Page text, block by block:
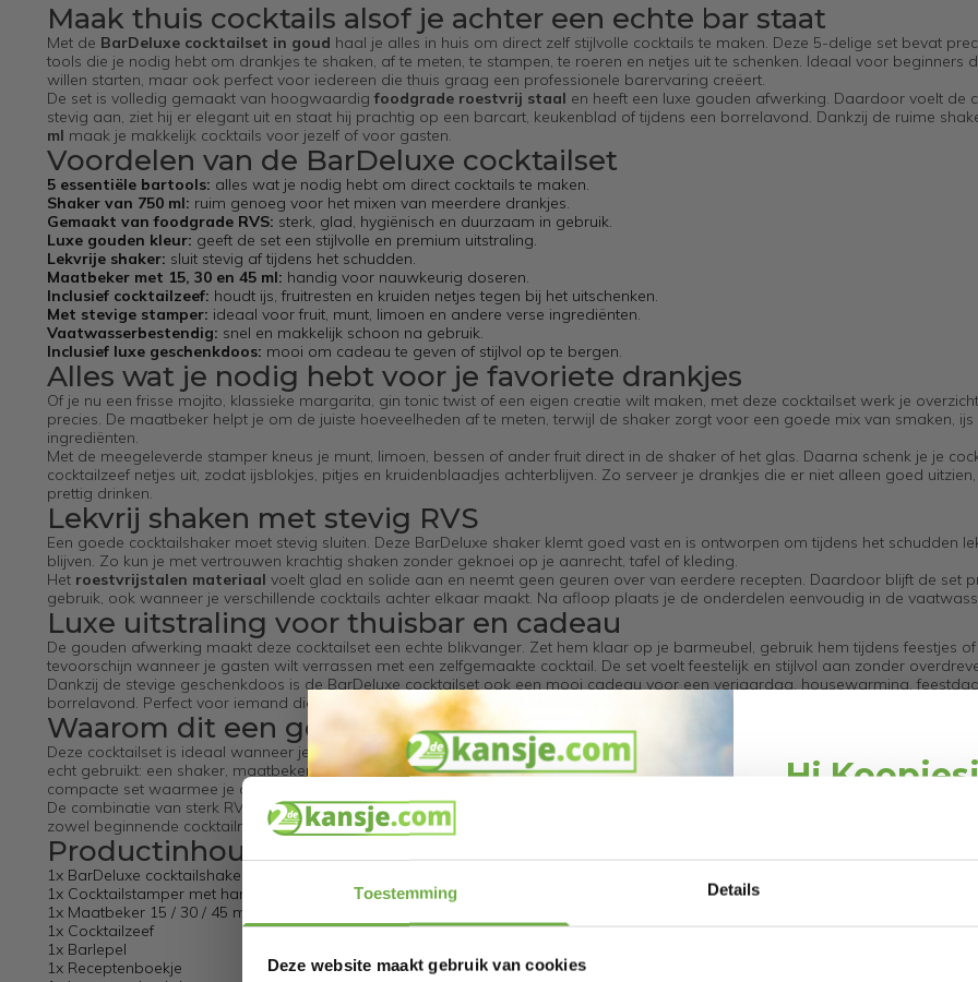
Toestemming Details
Deze website maakt gebruik van cookies
Maak thuis cocktails alsof je achter een echte bar staat
Met de BarDeluxe cocktailset in goud haal je alles in huis om direct zelf stijlvolle cocktails te maken. Deze 5-delige set bevat
tools die je nodig hebt om drankjes te shaken, af te meten, te stampen, te roeren en netjes uit te schenken. Ideaal voor beginners
willen starten, maar ook perfect voor iedereen die thuis graag een professionele barervaring creëert.
De set is volledig gemaakt van hoogwaardigfoodgrade roestvrij staal en heeft een luxe gouden afwerking. Daardoor voelt de
stevig aan, ziet hij er elegant uit en staat hij prachtig op een barcart, keukenblad of tijdens een borrelavond. Dankzij de ruime
ml maak je makkelijk cocktails voor jezelf of voor gasten.
Voordelen van de BarDeluxe cocktailset
5 essentiële bartools: alles wat je nodig hebt om direct cocktails te maken.
Shaker van 750 ml: ruim genoeg voor het mixen van meerdere drankjes.
Gemaakt van foodgrade RVS: sterk, glad, hygiënisch en duurzaam in gebruik.
Luxe gouden kleur: geeft de set een stijlvolle en premium uitstraling.
Lekvrije shaker: sluit stevig af tijdens het schudden.
Maatbeker met 15, 30 en 45 ml: handig voor nauwkeurig doseren.
Inclusief cocktailzeef: houdt ijs, fruitresten en kruiden netjes tegen bij het uitschenken.
Met stevige stamper: ideaal voor fruit, munt, limoen en andere verse ingrediënten.
Vaatwasserbestendig: snel en makkelijk schoon na gebruik.
Inclusief luxe geschenkdoos: mooi om cadeau te geven of stijlvol op te bergen.
Alles wat je nodig hebt voor je favoriete drankjes
Of je nu een frisse mojito, klassieke margarita, gin tonic twist of een eigen creatie wilt maken, met deze cocktailset werk je
precies. De maatbeker helpt je om de juiste hoeveelheden af te meten, terwijl de shaker zorgt voor een goede mix van smaken, ijs
ingrediënten.
Met de meegeleverde stamper kneus je munt, limoen, bessen of ander fruit direct in de shaker of het glas. Daarna schenk je je
cocktailzeef netjes uit, zodat ijsblokjes, pitjes en kruidenblaadjes achterblijven. Zo serveer je drankjes die er niet alleen goed
prettig drinken.
Lekvrij shaken met stevig RVS
Een goede cocktailshaker moet stevig sluiten. Deze BarDeluxe shaker klemt goed vast en is ontworpen om tijdens het schudden
blijven. Zo kun je met vertrouwen krachtig shaken zonder geknoei op je aanrecht, tafel of kleding.
Het roestvrijstalen materiaal voelt glad en solide aan en neemt geen geuren over van eerdere recepten. Daardoor blijft de set
gebruik, ook wanneer je verschillende cocktails achter elkaar maakt. Na afloop plaats je de onderdelen eenvoudig in de
Luxe uitstraling voor thuisbar en cadeau
De gouden afwerking maakt deze cocktailset een echte blikvanger. Zet hem klaar op je barmeubel, gebruik hem tijdens feestjes
tevoorschijn wanneer je gasten wilt verrassen met een zelfgemaakte cocktail. De set voelt feestelijk en stijlvol aan zonder
Dankzij de stevige geschenkdoos is de BarDeluxe cocktailset ook een mooi cadeau voor een verjaardag, housewarming,
borrelavond. Perfect voor iemand die graag nieuwe drankjes ontdekt of zijn thuisbar compleet wil maken.
Waarom dit een goede keuze is
Deze cocktailset is ideaal wanneer je een complete, maar niet overdreven uitgebreide set zoekt. Je krijgt precies de belangrijkste
echt gebruikt: een shaker, maatbeker, stamper, cocktailzeef en barlepel. Geen onnodige extra’s die in de la blijven liggen, maar een
compacte set waarmee je direct aan de slag kunt.
De combinatie van sterk RVS, vaatwasserbestendig gebruiksgemak, een lekvrije shaker en een luxe uitstraling maakt deze set
zowel beginnende cocktailmakers als enthousiaste thuismixers. Alles voelt praktisch, stijlvol en klaar voor gezellige avonden.
Productinhoud
1x BarDeluxe cocktailshaker 750 ml
1x Cocktailstamper met handvat
1x Maatbeker 15 / 30 / 45 ml
1x Cocktailzeef
1x Barlepel
1x Receptenboekje
Hi
Bij 2dekansje.com